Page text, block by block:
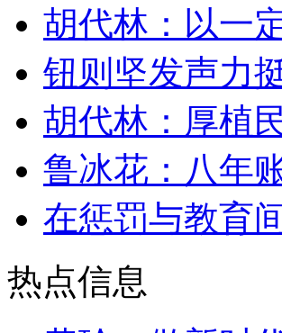
胡代林：以一
钮则坚发声力
胡代林：厚植
鲁冰花：八年
在惩罚与教育
热点信息